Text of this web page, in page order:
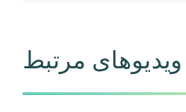
ویدیوهای مرتبط